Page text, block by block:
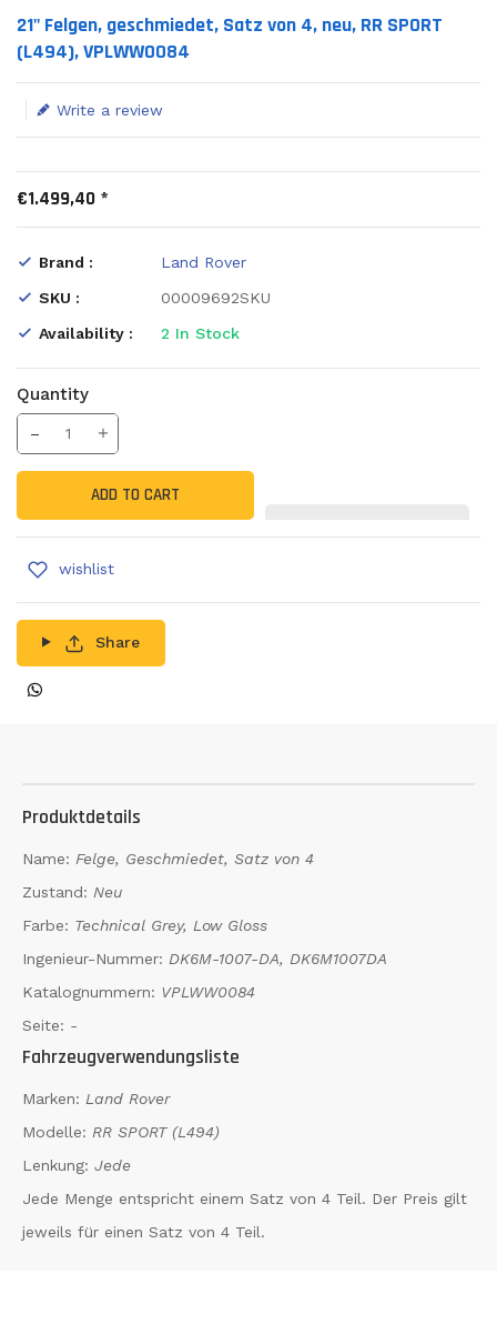
21" Felgen, geschmiedet, Satz von 4, neu, RR SPORT
(L494), VPLWW0084
Write a review
Translation missing: en.products.product.loader_label
€1.499,40 *
Brand :
Land Rover
SKU :
00009692SKU
Availability :
2 In Stock
Quantity
Translation missing: en.products.product.decrease
Increase Quantity
ADD TO CART
wishlist
Share
Produktdetails
Name: Felge, Geschmiedet, Satz von 4
Zustand: Neu
Farbe: Technical Grey, Low Gloss
Ingenieur-Nummer: DK6M-1007-DA, DK6M1007DA
Katalognummern: VPLWW0084
Seite: -
Fahrzeugverwendungsliste
Marken: Land Rover
Modelle: RR SPORT (L494)
Lenkung: Jede
Jede Menge entspricht einem Satz von 4 Teil. Der Preis gilt
jeweils für einen Satz von 4 Teil.